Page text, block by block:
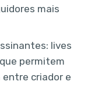
mais
lives
permitem
criador e